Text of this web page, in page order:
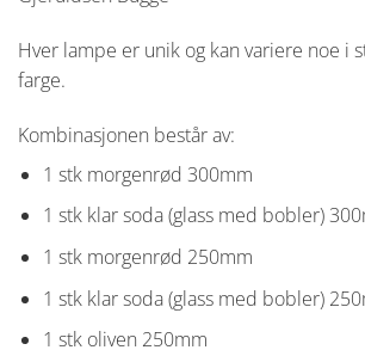
Hver lampe er unik og kan variere noe i
farge.
Kombinasjonen består av:
1 stk morgenrød 300mm
1 stk klar soda (glass med bobler)
1 stk morgenrød 250mm
1 stk klar soda (glass med bobler)
1 stk oliven 250mm